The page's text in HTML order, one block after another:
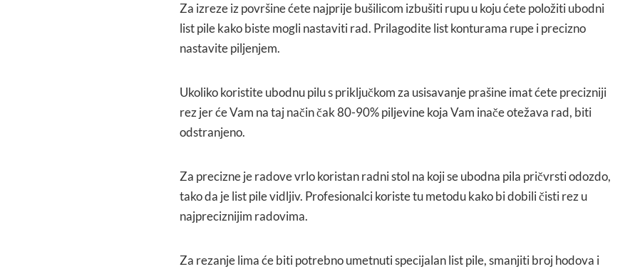
Za izreze iz površine ćete najprije bušilicom izbušiti rupu u koju ćete položiti ubodni
list pile kako biste mogli nastaviti rad. Prilagodite list konturama rupe i precizno
nastavite piljenjem.
Ukoliko koristite ubodnu pilu s priključkom za usisavanje prašine imat ćete precizniji
rez jer će Vam na taj način čak 80-90% piljevine koja Vam inače otežava rad, biti
odstranjeno.
Za precizne je radove vrlo koristan radni stol na koji se ubodna pila pričvrsti odozdo,
tako da je list pile vidljiv. Profesionalci koriste tu metodu kako bi dobili čisti rez u
najpreciznijim radovima.
Za rezanje lima će biti potrebno umetnuti specijalan list pile, smanjiti broj hodova i